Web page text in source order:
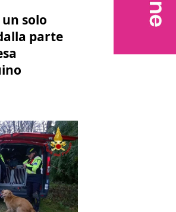
solo
parte